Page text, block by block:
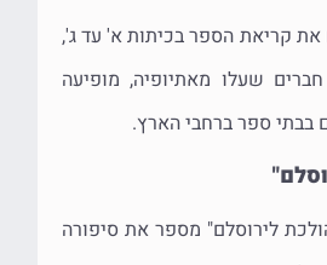
קריאת הספר בכיתות א' עד ג',
שעלו מאתיופיה, מופיעה
בבתי ספר ברחבי הארץ.
לירוסלם" מספר את סיפורה